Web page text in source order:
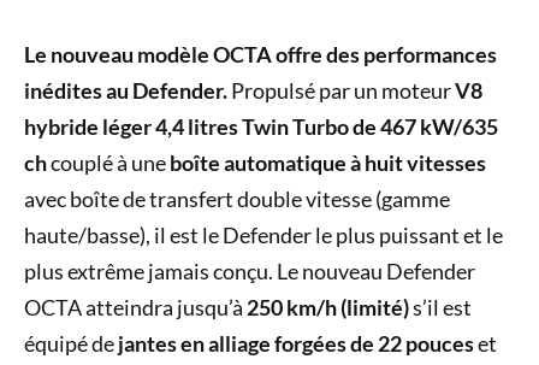
Le nouveau modèle OCTA offre des performances
inédites au Defender.Propulsé par un moteurV8
hybride léger 4,4 litres Twin Turbo de 467 kW/635
chcouplé à uneboîte automatique à huit vitesses
avec boîte de transfert double vitesse (gamme
haute/basse), il est le Defender le plus puissant et le
plus extrême jamais conçu. Le nouveau Defender
OCTA atteindra jusqu’à 250 km/h (limité)s’il est
équipé dejantes en alliage forgées de 22 pouceset